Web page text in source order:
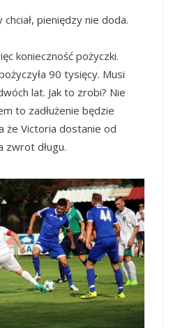
pieniędzy nie doda.
konieczność pożyczki.
90 tysięcy. Musi
lat. Jak to zrobi? Nie
to zadłużenie będzie
że Victoria dostanie od
zwrot długu.